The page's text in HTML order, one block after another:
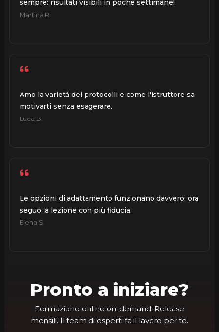
sempre: risultati visibili in poche settimane!
Martina R.
Amo la varietà dei protocolli e come l'istruttore sa
motivarti senza esagerare.
Luca B.
Le opzioni di adattamento funzionano davvero: ora
seguo la lezione con più fiducia.
Elena S.
Pronto a iniziare?
Formazione online on-demand. Release
mensili. Il team di esperti fa il lavoro per te.